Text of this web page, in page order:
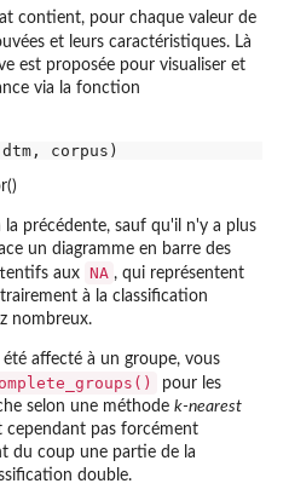
contient, pour chaque valeur de
et leurs caractéristiques. Là
est proposée pour visualiser et
via la fonction
la précédente, sauf qu'il n'y a plus
un diagramme en barre des
aux NA , qui représentent
à la classification
nombreux.
affecté à un groupe, vous
pour les
selon une méthode k-nearest
cependant pas forcément
du coup une partie de la
double.